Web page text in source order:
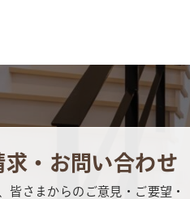
求・お問い合わせ
皆さまからのご意見・ご要望・